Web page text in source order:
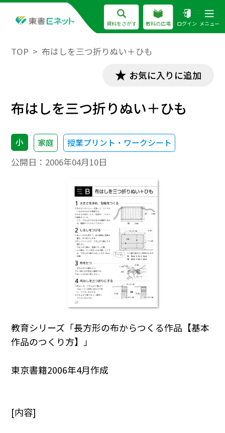
資料をさがす 教科の広場 ログイン メニュー
TOP 布はしを三つ折りぬい＋ひも
お気に入りに追加
布はしを三つ折りぬい＋ひも
小 家庭 授業プリント・ワークシート
公開日： 2006年04月10日
教育シリーズ「長方形の布からつくる作品【基本
作品のつくり方】」
東京書籍2006年4月作成
[内容]